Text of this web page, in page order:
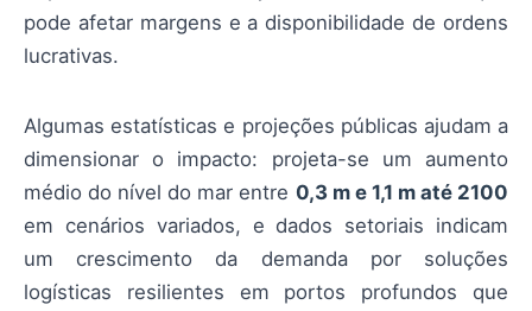
pode afetar margens e a disponibilidade de ordens
lucrativas.
Algumas estatísticas e projeções públicas ajudam a
dimensionar o impacto: projeta-se um aumento
médio do nível do mar entre 0,3 m e 1,1 m até 2100
em cenários variados, e dados setoriais indicam
um crescimento da demanda por soluções
logísticas resilientes em portos profundos que